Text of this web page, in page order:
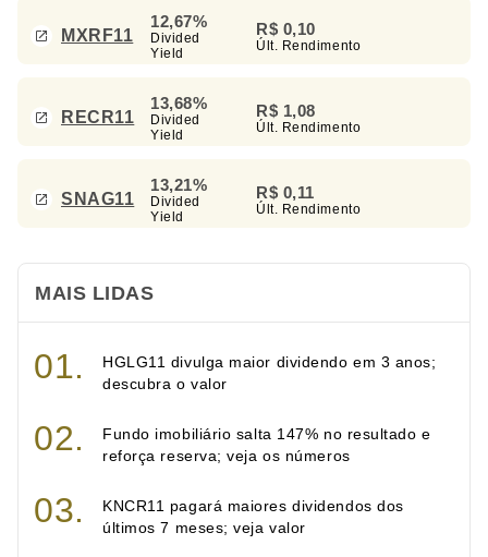
MXRF11
12,67%
Divided
Yield
R$ 0,10
Últ. Rendimento
RECR11
13,68%
Divided
Yield
R$ 1,08
Últ. Rendimento
SNAG11
13,21%
Divided
Yield
R$ 0,11
Últ. Rendimento
MAIS LIDAS
HGLG11 divulga maior dividendo em 3 anos;
descubra o valor
Fundo imobiliário salta 147% no resultado e
reforça reserva; veja os números
KNCR11 pagará maiores dividendos dos
últimos 7 meses; veja valor